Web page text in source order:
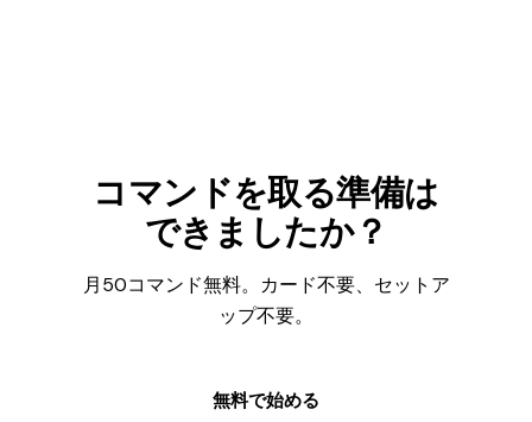
コマンドを取る準備は
できましたか？
月50コマンド無料。カード不要、セットア
ップ不要。
無料で始める